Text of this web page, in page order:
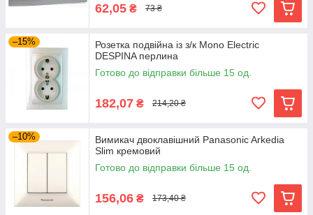
62,05 ₴ 73 ₴
–15%
Розетка подвійна із з/к Mono Electric
DESPINA перлина
Готово до відправки більше 15 од.
182,07 ₴ 214,20 ₴
–10%
Вимикач двоклавішний Panasonic Arkedia
Slim кремовий
Готово до відправки більше 15 од.
156,06 ₴ 173,40 ₴